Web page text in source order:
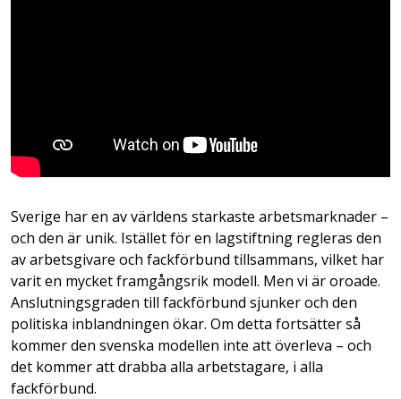
Sverige har en av världens starkaste arbetsmarknader –
och den är unik. Istället för en lagstiftning regleras den
av arbetsgivare och fackförbund tillsammans, vilket har
varit en mycket framgångsrik modell. Men vi är oroade.
Anslutningsgraden till fackförbund sjunker och den
politiska inblandningen ökar. Om detta fortsätter så
kommer den svenska modellen inte att överleva – och
det kommer att drabba alla arbetstagare, i alla
fackförbund.